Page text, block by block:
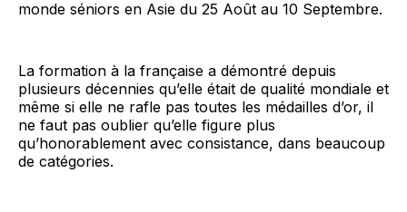
monde séniors en Asie du 25 Août au 10 Septembre.
La formation à la française a démontré depuis
plusieurs décennies qu’elle était de qualité mondiale et
même si elle ne rafle pas toutes les médailles d’or, il
ne faut pas oublier qu’elle figure plus
qu’honorablement avec consistance, dans beaucoup
de catégories.